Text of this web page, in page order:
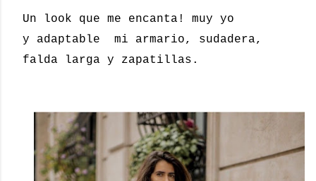
Un look que me encanta! muy yo
y adaptable mi armario, sudadera,
falda larga y zapatillas.